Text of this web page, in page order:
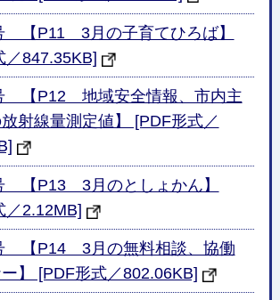
【P11 3月の子育てひろば】
／847.35KB]
【P12 地域安全情報、市内主
射線量測定値】 [PDF形式／
【P13 3月のとしょかん】
／2.12MB]
【P14 3月の無料相談、協働
】 [PDF形式／802.06KB]